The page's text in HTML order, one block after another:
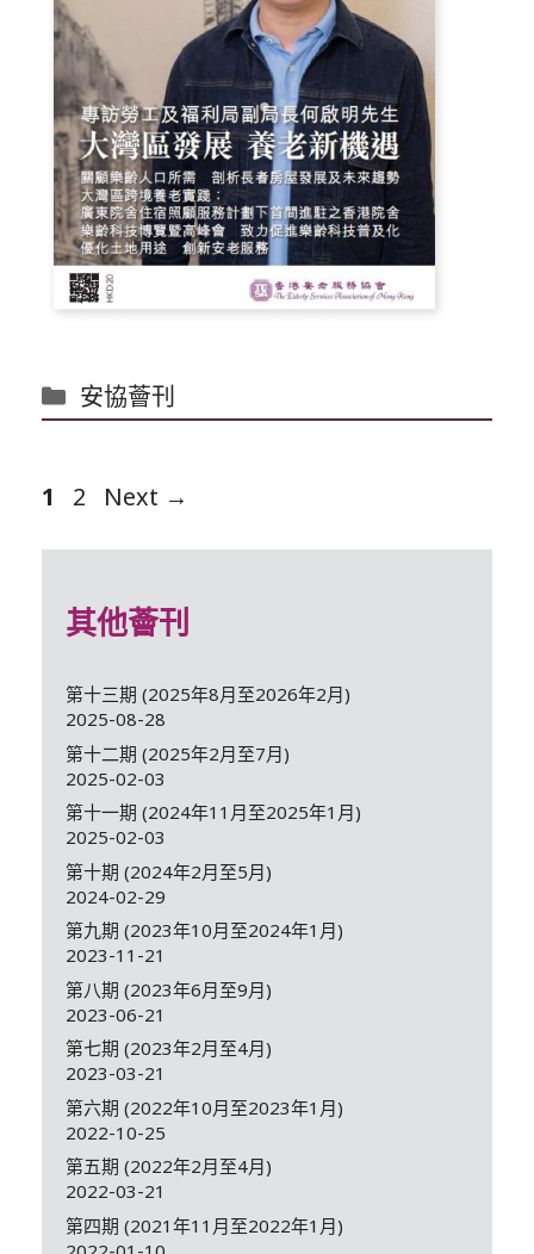
分
類
安協薈刊
Page
1 Page
2 Next →
其他薈刊
第十三期 (2025年8月至2026年2月)
2025-08-28
第十二期 (2025年2月至7月)
2025-02-03
第十一期 (2024年11月至2025年1月)
2025-02-03
第十期 (2024年2月至5月)
2024-02-29
第九期 (2023年10月至2024年1月)
2023-11-21
第八期 (2023年6月至9月)
2023-06-21
第七期 (2023年2月至4月)
2023-03-21
第六期 (2022年10月至2023年1月)
2022-10-25
第五期 (2022年2月至4月)
2022-03-21
第四期 (2021年11月至2022年1月)